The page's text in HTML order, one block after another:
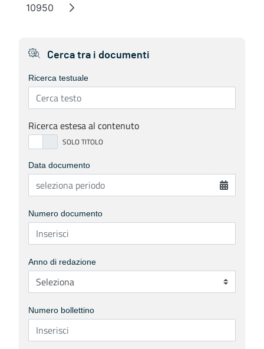
Page
10950
Cerca tra i documenti
Ricerca testuale
Ricerca estesa al contenuto
Data documento
Numero documento
Anno di redazione
Numero bollettino